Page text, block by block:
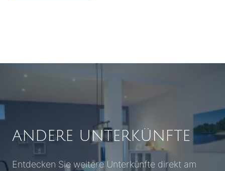
ANDERE UNTERKÜNFTE
Entdecken Sie weitere Unterkünfte direkt am